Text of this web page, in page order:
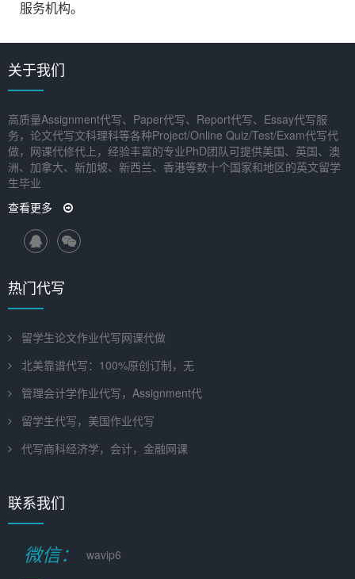
服务机构。
关于我们
高质量Assignment代写、Paper代写、Report代写、Essay代写服
务，论文代写文科理科等各种Project/Online Quiz/Test/Exam代写代
做，网课代修代上，经验丰富的专业PhD团队可提供美国、英国、澳
洲、加拿大、新加坡、新西兰、香港等数十个国家和地区的英文留学
生毕业
查看更多
热门代写
留学生论文作业代写网课代做
北美靠谱代写：100%原创订制，无
管理会计学作业代写，Assignment代
留学生代写，美国作业代写
代写商科经济学，会计，金融网课
联系我们
微信： wavip6